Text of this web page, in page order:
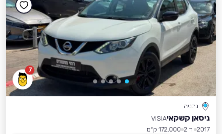
7
נתניה
ניסאן קשקאיVISIA
2017 יד 2
172,000 ק״מ